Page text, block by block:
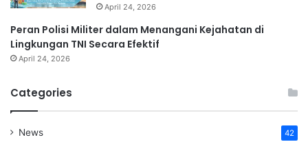
April 24, 2026
Peran Polisi Militer dalam Menangani Kejahatan di
Lingkungan TNI Secara Efektif
April 24, 2026
Categories
News 42